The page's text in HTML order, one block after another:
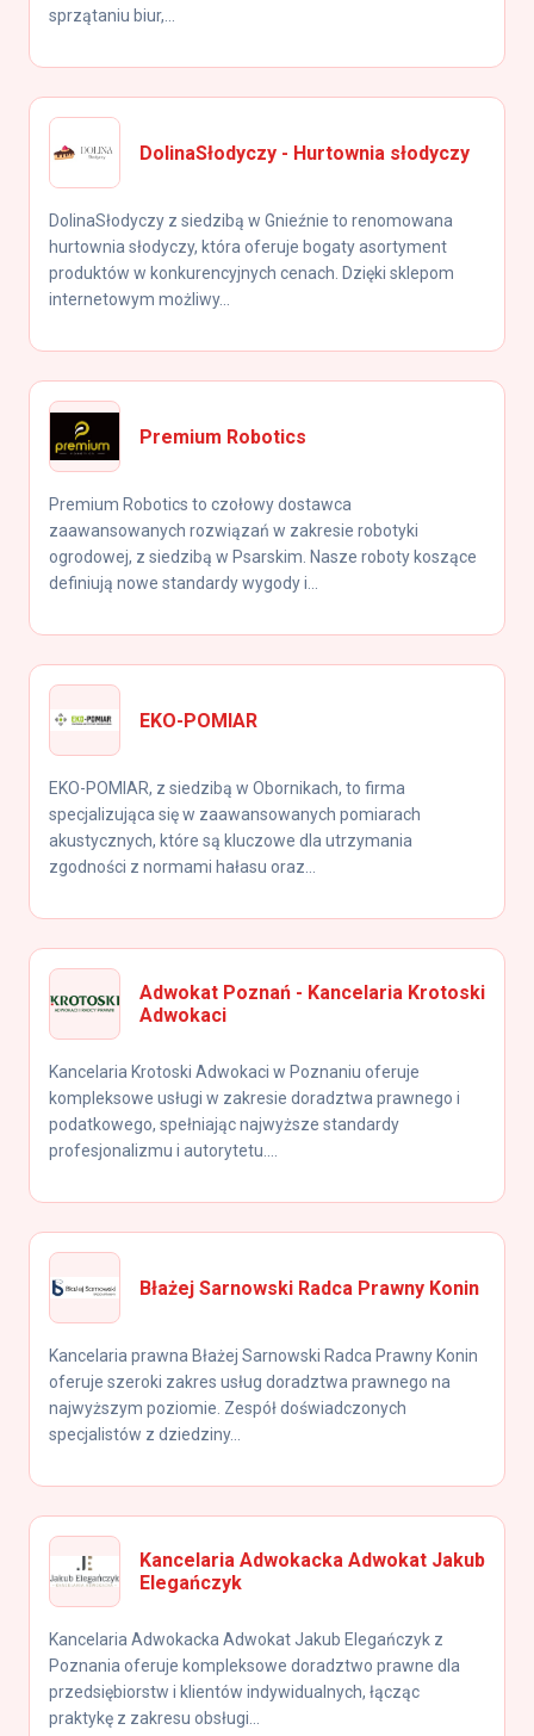
sprzątaniu biur,...
DolinaSłodyczy - Hurtownia słodyczy
DolinaSłodyczy z siedzibą w Gnieźnie to renomowana
hurtownia słodyczy, która oferuje bogaty asortyment
produktów w konkurencyjnych cenach. Dzięki sklepom
internetowym możliwy...
Premium Robotics
Premium Robotics to czołowy dostawca
zaawansowanych rozwiązań w zakresie robotyki
ogrodowej, z siedzibą w Psarskim. Nasze roboty koszące
definiują nowe standardy wygody i...
EKO-POMIAR
EKO-POMIAR, z siedzibą w Obornikach, to firma
specjalizująca się w zaawansowanych pomiarach
akustycznych, które są kluczowe dla utrzymania
zgodności z normami hałasu oraz...
Adwokat Poznań - Kancelaria Krotoski
Adwokaci
Kancelaria Krotoski Adwokaci w Poznaniu oferuje
kompleksowe usługi w zakresie doradztwa prawnego i
podatkowego, spełniając najwyższe standardy
profesjonalizmu i autorytetu....
Błażej Sarnowski Radca Prawny Konin
Kancelaria prawna Błażej Sarnowski Radca Prawny Konin
oferuje szeroki zakres usług doradztwa prawnego na
najwyższym poziomie. Zespół doświadczonych
specjalistów z dziedziny...
Kancelaria Adwokacka Adwokat Jakub
Elegańczyk
Kancelaria Adwokacka Adwokat Jakub Elegańczyk z
Poznania oferuje kompleksowe doradztwo prawne dla
przedsiębiorstw i klientów indywidualnych, łącząc
praktykę z zakresu obsługi...